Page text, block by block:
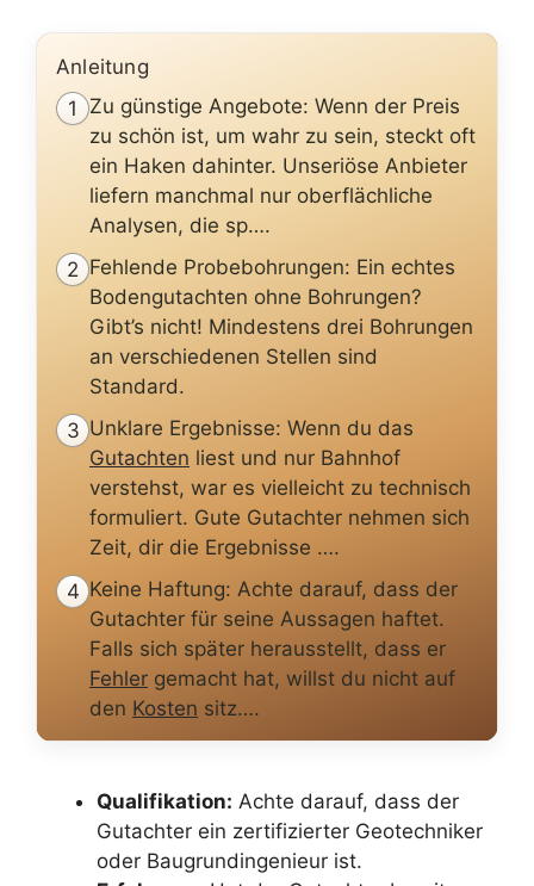
Anleitung
1
Zu günstige Angebote: Wenn der Preis
zu schön ist, um wahr zu sein, steckt oft
ein Haken dahinter. Unseriöse Anbieter
liefern manchmal nur oberflächliche
Analysen, die sp….
2 Fehlende Probebohrungen: Ein echtes
Bodengutachten ohne Bohrungen?
Gibt’s nicht! Mindestens drei Bohrungen
an verschiedenen Stellen sind
Standard.
3 Unklare Ergebnisse: Wenn du das
Gutachten liest und nur Bahnhof
verstehst, war es vielleicht zu technisch
formuliert. Gute Gutachter nehmen sich
Zeit, dir die Ergebnisse ….
4 Keine Haftung: Achte darauf, dass der
Gutachter für seine Aussagen haftet.
Falls sich später herausstellt, dass er
Fehler gemacht hat, willst du nicht auf
den Kosten sitz….
Qualifikation: Achte darauf, dass der
Gutachter ein zertifizierter Geotechniker
oder Baugrundingenieur ist.